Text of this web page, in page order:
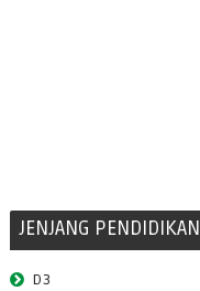
JENJANG PENDIDIKAN
D3